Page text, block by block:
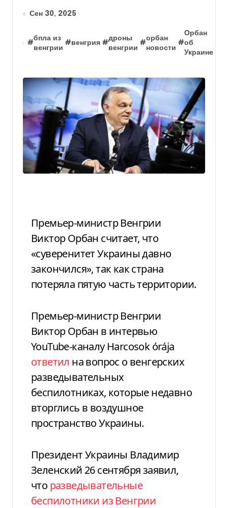
Сен 30, 2025
#
бпла из
венгрии
#венгрия #
дроны
венгрии
#
орбан
новости
#
Орбан
об
Украине
Премьер-министр Венгрии
Виктор Орбан считает, что
«суверенитет Украины давно
закончился», так как страна
потеряла пятую часть территории.
Премьер-министр Венгрии
Виктор Орбан в интервью
YouTube-каналу Harcosok órája
ответил на вопрос о венгерских
разведывательных
беспилотниках, которые недавно
вторглись в воздушное
пространство Украины.
Президент Украины Владимир
Зеленский 26 сентября заявил,
что разведывательные
беспилотники из Венгрии